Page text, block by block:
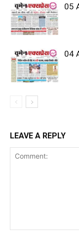
05
04
LEAVE A REPLY